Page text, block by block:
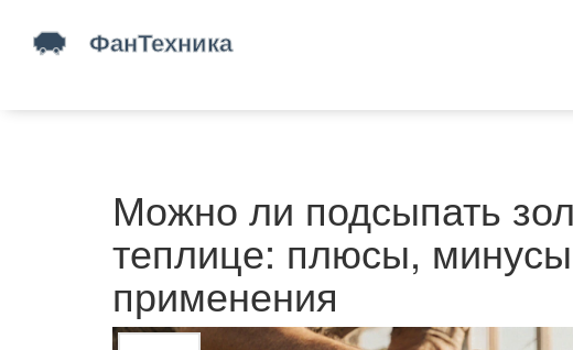
Можно ли подсыпать
теплице: плюсы,
применения